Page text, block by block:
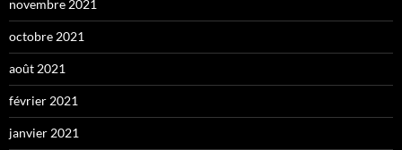
novembre 2021
octobre 2021
août 2021
février 2021
janvier 2021